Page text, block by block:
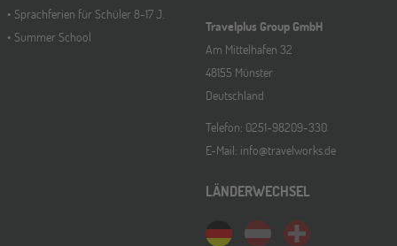
Sprachferien für Schüler 8-17 J.
Summer School
Travelplus Group GmbH
Am Mittelhafen 32
48155 Münster
Deutschland
Telefon: 0251-98209-330
E-Mail: info@travelworks.de
LÄNDERWECHSEL